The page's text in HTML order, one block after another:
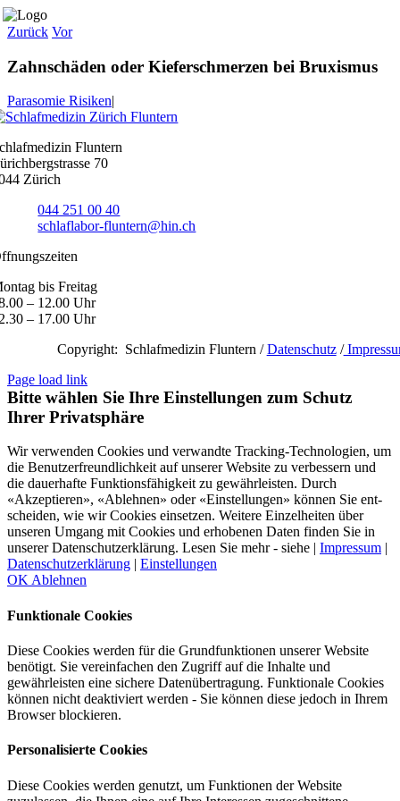
Zum
Inhalt
Zurück Vor
Zahnschäden oder Kieferschmerzen bei Bruxismus
Parasomie Risiken|
Fluntern
70
Zürich
044 251 00 40
Mail:schlaflabor-fluntern@hin.ch
bis Freitag
– 12.00 Uhr
– 17.00 Uhr
Copyright: Schlafmedizin Fluntern /Datenschutz/
Page load link
Bitte wählen Sie Ihre Einstellungen zum Schutz
Ihrer Privatsphäre
Wir verwenden Cookies und verwandte Tracking-Technologien, um
die Benutzer­freundlich­keit auf unserer Website zu ver­bessern und
die dauer­hafte Funktions­fähig­keit zu gewähr­leisten. Durch
«Akzeptieren», «Ablehnen» oder «Einstellungen» können Sie ent­
scheiden, wie wir Cookies einsetzen. Weitere Einzel­heiten über
unseren Umgang mit Cookies und er­hobenen Daten finden Sie in
unserer Datens­chutz­erklärung. Lesen Sie mehr - siehe | Impressum |
Datenschutzerklärung | Einstellungen
OKAblehnen
Funktionale Cookies
Diese Cookies werden für die Grundfunktionen unserer Website
benötigt. Sie vereinfachen den Zugriff auf die Inhalte und
gewährleisten eine sichere Datenübertragung. Funktionale Cookies
können nicht deaktiviert werden - Sie können diese jedoch in Ihrem
Browser blockieren.
Personalisierte Cookies
Diese Cookies werden genutzt, um Funktionen der Website